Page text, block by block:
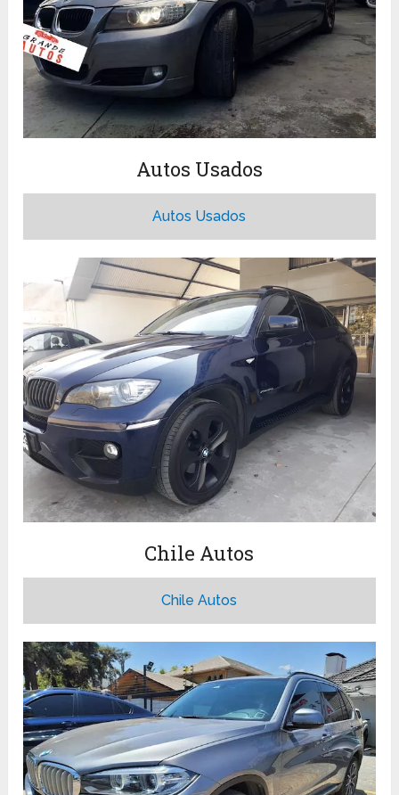
Autos Usados
Autos Usados
Chile Autos
Chile Autos